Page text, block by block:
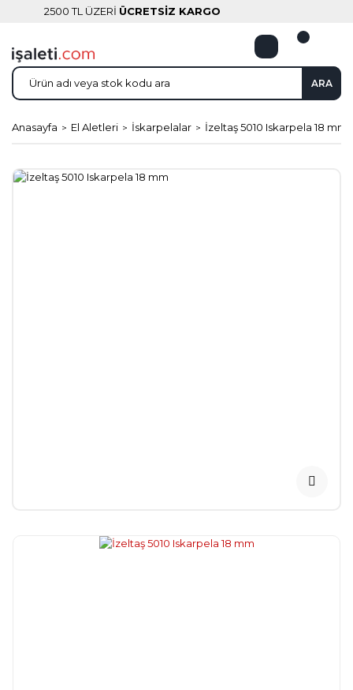
2500 TL ÜZERİ ÜCRETSİZ KARGO
ARA
Anasayfa El Aletleri İskarpelalar İzeltaş 5010 Iskarpela 18 mm